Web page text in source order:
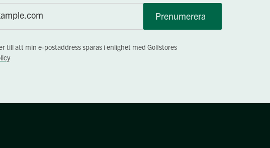
Prenumerera
till att min e-postaddress sparas i enlighet med Golfstores